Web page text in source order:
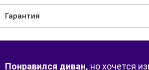
Гарантия
Понравился диван, но хочется